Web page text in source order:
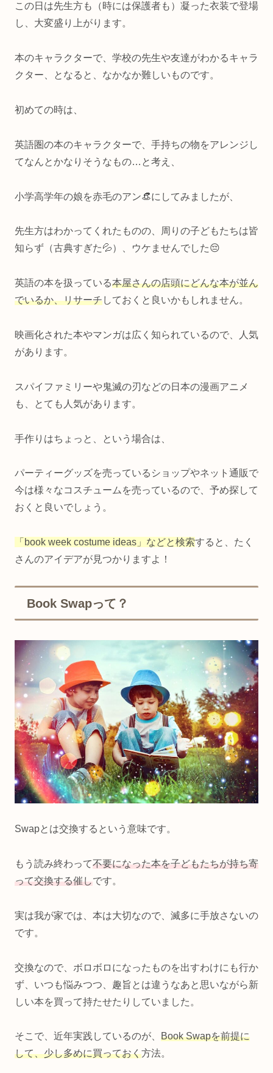
この日は先生方も（時には保護者も）凝った衣装で登場
し、大変盛り上がります。
本のキャラクターで、学校の先生や友達がわかるキャラ
クター、となると、なかなか難しいものです。
初めての時は、
英語圏の本のキャラクターで、手持ちの物をアレンジし
てなんとかなりそうなもの…と考え、
小学高学年の娘を赤毛のアン👒にしてみましたが、
先生方はわかってくれたものの、周りの子どもたちは皆
知らず（古典すぎた💦）、ウケませんでした😔
英語の本を扱っている本屋さんの店頭にどんな本が並ん
でいるか、リサーチしておくと良いかもしれません。
映画化された本やマンガは広く知られているので、人気
があります。
スパイファミリーや鬼滅の刃などの日本の漫画アニメ
も、とても人気があります。
手作りはちょっと、という場合は、
パーティーグッズを売っているショップやネット通販で
今は様々なコスチュームを売っているので、予め探して
おくと良いでしょう。
「book week costume ideas」などと検索すると、たく
さんのアイデアが見つかりますよ！
Book Swapって？
Swapとは交換するという意味です。
もう読み終わって不要になった本を子どもたちが持ち寄
って交換する催しです。
実は我が家では、本は大切なので、滅多に手放さないの
です。
交換なので、ボロボロになったものを出すわけにも行か
ず、いつも悩みつつ、趣旨とは違うなあと思いながら新
しい本を買って持たせたりしていました。
そこで、近年実践しているのが、 Book Swapを前提に
して、少し多めに買っておく方法。